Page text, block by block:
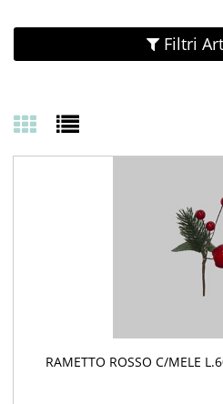
Filtri
RAMETTO ROSSO C/MELE